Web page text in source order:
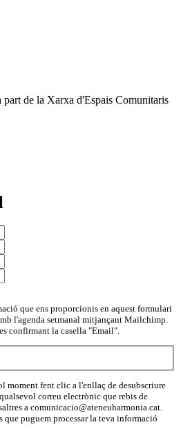
de la Xarxa d'Espais Comunitaris
que ens proporcionis en aquest formulari
l'agenda setmanal mitjançant Mailchimp.
confirmant la casella "Email".
moment fent clic a l'enllaç de desubscriure
correu electrònic que rebis de
a comunicacio@ateneuharmonia.cat.
puguem processar la teva informació